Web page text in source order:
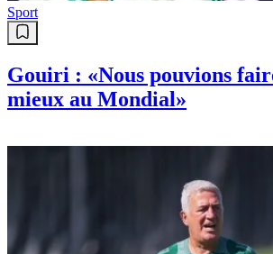
Sport
Gouiri : «Nous pouvions
mieux au Mondial»